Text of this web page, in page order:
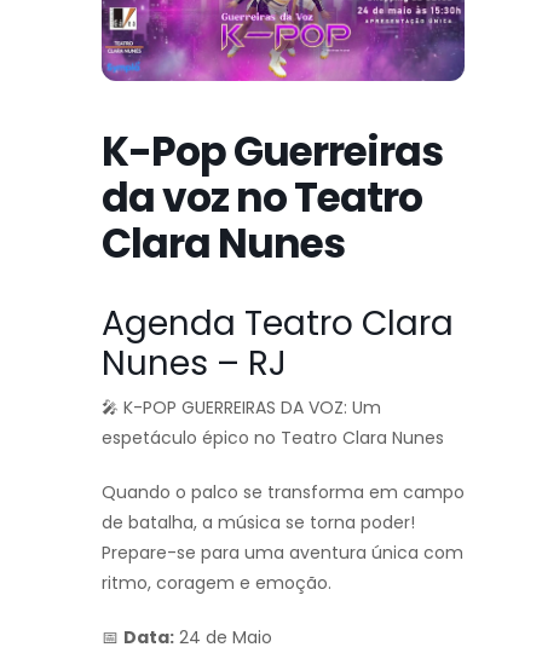
K-Pop Guerreiras
da voz no Teatro
Clara Nunes
Agenda Teatro Clara
Nunes – RJ
🎤 K-POP GUERREIRAS DA VOZ: Um
espetáculo épico no Teatro Clara Nunes
Quando o palco se transforma em campo
de batalha, a música se torna poder!
Prepare-se para uma aventura única com
ritmo, coragem e emoção.
📅 Data: 24 de Maio